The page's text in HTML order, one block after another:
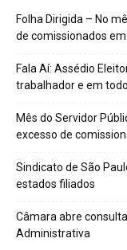
Folha Dirigida – No
de comissionados em
Fala Aí: Assédio
trabalhador e em
Mês do Servidor
excesso de
Sindicato de São
estados filiados
Câmara abre
Administrativa